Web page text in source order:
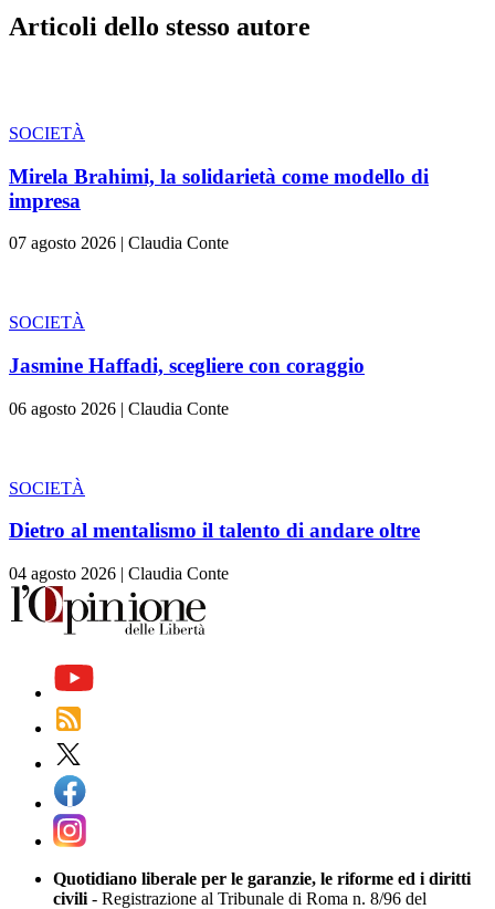
Articoli dello stesso autore
SOCIETÀ
Mirela Brahimi, la solidarietà come modello di
impresa
07 agosto 2026 | Claudia Conte
SOCIETÀ
Jasmine Haffadi, scegliere con coraggio
06 agosto 2026 | Claudia Conte
SOCIETÀ
Dietro al mentalismo il talento di andare oltre
04 agosto 2026 | Claudia Conte
Quotidiano liberale per le garanzie, le riforme ed i diritti
civili - Registrazione al Tribunale di Roma n. 8/96 del